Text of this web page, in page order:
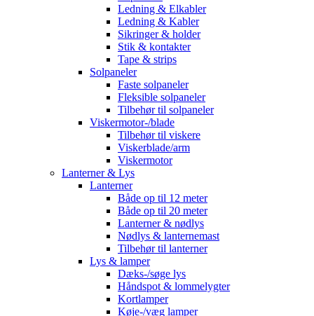
Ledning & Elkabler
Ledning & Kabler
Sikringer & holder
Stik & kontakter
Tape & strips
Solpaneler
Faste solpaneler
Fleksible solpaneler
Tilbehør til solpaneler
Viskermotor-/blade
Tilbehør til viskere
Viskerblade/arm
Viskermotor
Lanterner & Lys
Lanterner
Både op til 12 meter
Både op til 20 meter
Lanterner & nødlys
Nødlys & lanternemast
Tilbehør til lanterner
Lys & lamper
Dæks-/søge lys
Håndspot & lommelygter
Kortlamper
Køje-/væg lamper